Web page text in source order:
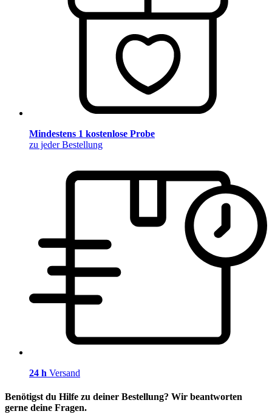
Mindestens 1 kostenlose Probe
zu jeder Bestellung
24 h Versand
Benötigst du Hilfe zu deiner Bestellung? Wir beantworten
gerne deine Fragen.